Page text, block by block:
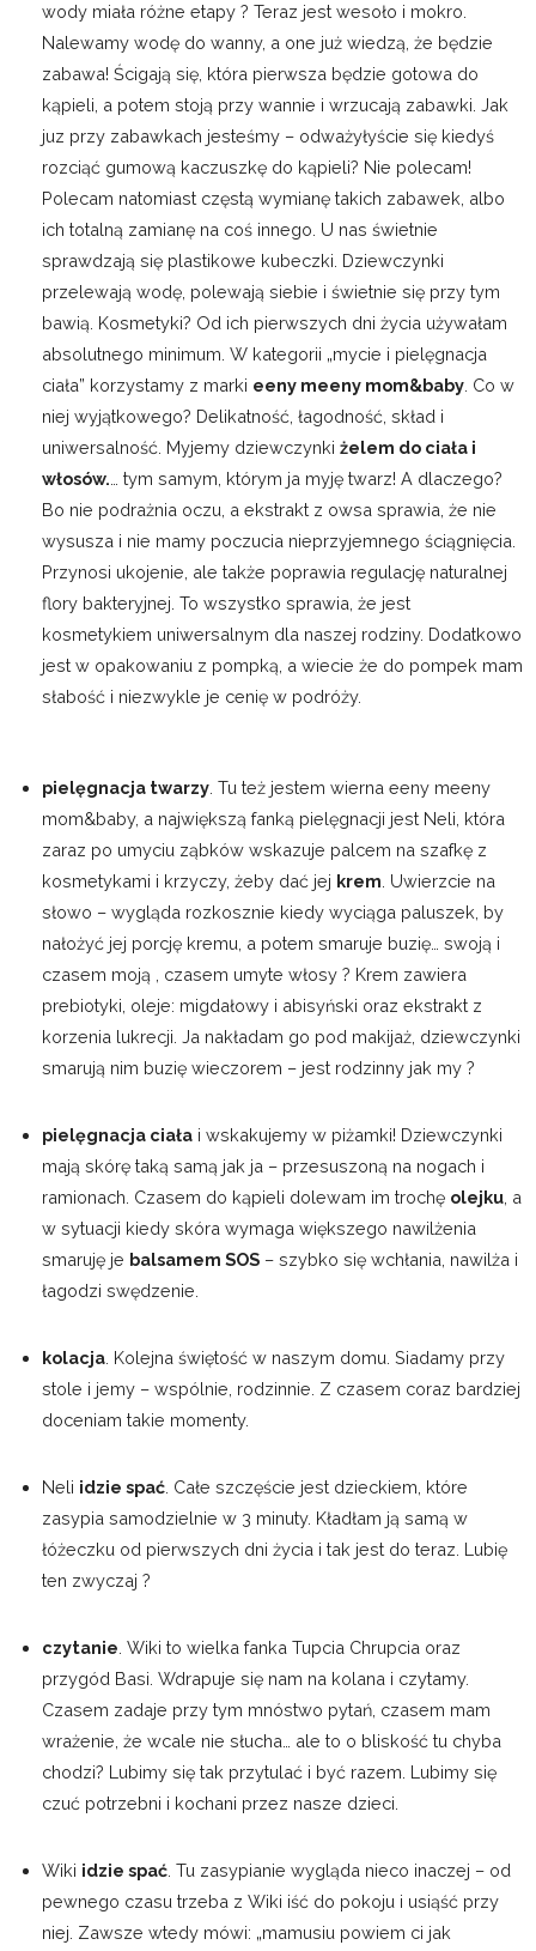
wody miała różne etapy ? Teraz jest wesoło i mokro.
Nalewamy wodę do wanny, a one już wiedzą, że będzie
zabawa! Ścigają się, która pierwsza będzie gotowa do
kąpieli, a potem stoją przy wannie i wrzucają zabawki. Jak
juz przy zabawkach jesteśmy – odważyłyście się kiedyś
rozciąć gumową kaczuszkę do kąpieli? Nie polecam!
Polecam natomiast częstą wymianę takich zabawek, albo
ich totalną zamianę na coś innego. U nas świetnie
sprawdzają się plastikowe kubeczki. Dziewczynki
przelewają wodę, polewają siebie i świetnie się przy tym
bawią. Kosmetyki? Od ich pierwszych dni życia używałam
absolutnego minimum. W kategorii „mycie i pielęgnacja
ciała” korzystamy z marki eeny meeny mom&baby . Co w
niej wyjątkowego? Delikatność, łagodność, skład i
uniwersalność. Myjemy dziewczynki żelem do ciała i
włosów. … tym samym, którym ja myję twarz! A dlaczego?
Bo nie podrażnia oczu, a ekstrakt z owsa sprawia, że nie
wysusza i nie mamy poczucia nieprzyjemnego ściągnięcia.
Przynosi ukojenie, ale także poprawia regulację naturalnej
flory bakteryjnej. To wszystko sprawia, że jest
kosmetykiem uniwersalnym dla naszej rodziny. Dodatkowo
jest w opakowaniu z pompką, a wiecie że do pompek mam
słabość i niezwykle je cenię w podróży.
pielęgnacja twarzy . Tu też jestem wierna eeny meeny
mom&baby, a największą fanką pielęgnacji jest Neli, która
zaraz po umyciu ząbków wskazuje palcem na szafkę z
kosmetykami i krzyczy, żeby dać jej krem . Uwierzcie na
słowo – wygląda rozkosznie kiedy wyciąga paluszek, by
nałożyć jej porcję kremu, a potem smaruje buzię… swoją i
czasem moją , czasem umyte włosy ? Krem zawiera
prebiotyki, oleje: migdałowy i abisyński oraz ekstrakt z
korzenia lukrecji. Ja nakładam go pod makijaż, dziewczynki
smarują nim buzię wieczorem – jest rodzinny jak my ?
pielęgnacja ciała i wskakujemy w piżamki! Dziewczynki
mają skórę taką samą jak ja – przesuszoną na nogach i
ramionach. Czasem do kąpieli dolewam im trochę olejku , a
w sytuacji kiedy skóra wymaga większego nawilżenia
smaruję je balsamem SOS – szybko się wchłania, nawilża i
łagodzi swędzenie.
kolacja . Kolejna świętość w naszym domu. Siadamy przy
stole i jemy – wspólnie, rodzinnie. Z czasem coraz bardziej
doceniam takie momenty.
Neli idzie spać . Całe szczęście jest dzieckiem, które
zasypia samodzielnie w 3 minuty. Kładłam ją samą w
łóżeczku od pierwszych dni życia i tak jest do teraz. Lubię
ten zwyczaj ?
czytanie . Wiki to wielka fanka Tupcia Chrupcia oraz
przygód Basi. Wdrapuje się nam na kolana i czytamy.
Czasem zadaje przy tym mnóstwo pytań, czasem mam
wrażenie, że wcale nie słucha… ale to o bliskość tu chyba
chodzi? Lubimy się tak przytulać i być razem. Lubimy się
czuć potrzebni i kochani przez nasze dzieci.
Wiki idzie spać . Tu zasypianie wygląda nieco inaczej – od
pewnego czasu trzeba z Wiki iść do pokoju i usiąść przy
niej. Zawsze wtedy mówi: „mamusiu powiem ci jak